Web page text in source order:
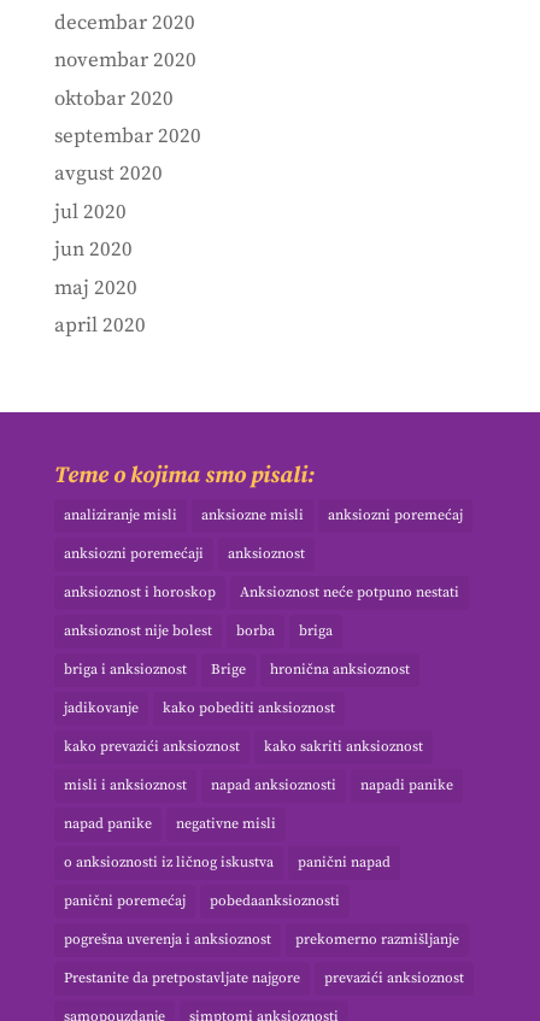
decembar 2020
novembar 2020
oktobar 2020
septembar 2020
avgust 2020
jul 2020
jun 2020
maj 2020
april 2020
Teme o kojima smo pisali:
analiziranje misli anksiozne misli anksiozni poremećaj
anksiozni poremećaji anksioznost
anksioznost i horoskop Anksioznost neće potpuno nestati
anksioznost nije bolest borba briga
briga i anksioznost Brige hronična anksioznost
jadikovanje kako pobediti anksioznost
kako prevazići anksioznost kako sakriti anksioznost
misli i anksioznost napad anksioznosti napadi panike
napad panike negativne misli
o anksioznosti iz ličnog iskustva panični napad
panični poremećaj pobedaanksioznosti
pogrešna uverenja i anksioznost prekomerno razmišljanje
Prestanite da pretpostavljate najgore prevazići anksioznost
samopouzdanje simptomi anksioznosti